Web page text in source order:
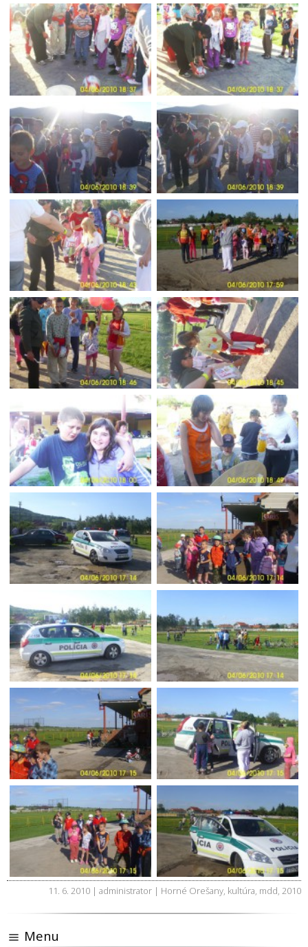
11. 6. 2010 | administrator | Horné Orešany, kultúra, mdd, 2010
Menu